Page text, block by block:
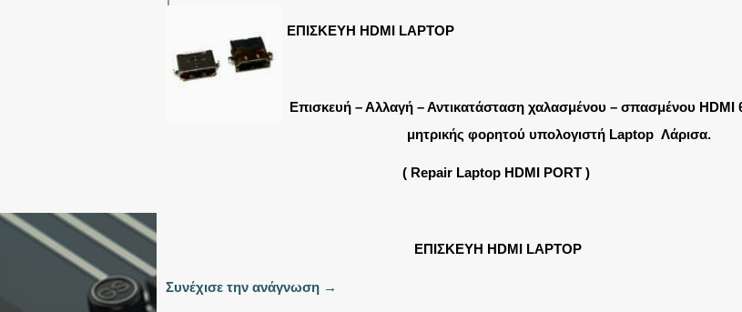
ΕΠΙΣΚΕΥΗ HDMI LAPTOP
Επισκευή – Αλλαγή – Αντικατάσταση χαλασμένου – σπασμένου HDMI
μητρικής φορητού υπολογιστή Laptop Λάρισα.
( Repair Laptop HDMI PORT )
ΕΠΙΣΚΕΥΗ HDMI LAPTOP
Συνέχισε την ανάγνωση →